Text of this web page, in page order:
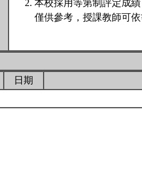
本校採用等第制評定成
僅供參考，授課教師可
日期